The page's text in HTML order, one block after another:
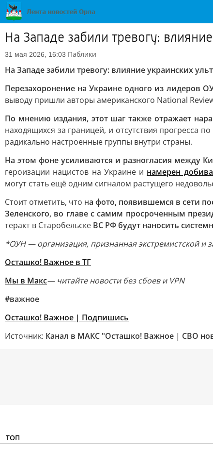
На Западе забили тревогу:
31 мая 2026, 16:03 Паблики
На Западе забили тревогу: влияние украинских
Перезахоронение на Украине одного из лидеров
выводу пришли авторы американского National
По мнению издания, этот шаг также отражает
находящихся за границей, и отсутствия прогресса
радикально настроенные группы внутри страны.
На этом фоне усиливаются и разногласия между
героизации нацистов на Украине и намерен
могут стать ещё одним сигналом растущего
Стоит отметить, что на фото, появившемся в сети
Зеленского, во главе с самим просроченным
теракт в Старобельске ВС РФ будут наносить
*ОУН — организация, признанная экстремистской и
Осташко! Важное в ТГ
Мы в Макс— читайте новости без сбоев и VPN
#важное
Осташко! Важное | Подпишись
Источник: Канал в МАКС "Осташко! Важное | СВО
ТОП